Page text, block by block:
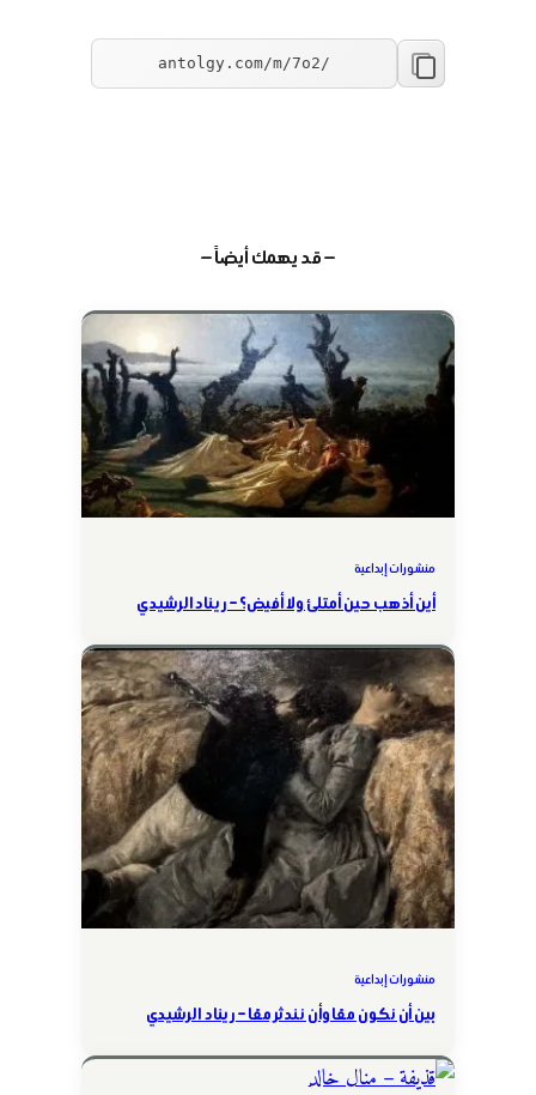
— قد يهمك أيضاً —
منشورات إبداعية
أين أذهب حين أمتلئ ولا أفيض؟ – ريناد الرشيدي
منشورات إبداعية
بين أن نكون معًا وأن نندثر معًا – ريناد الرشيدي